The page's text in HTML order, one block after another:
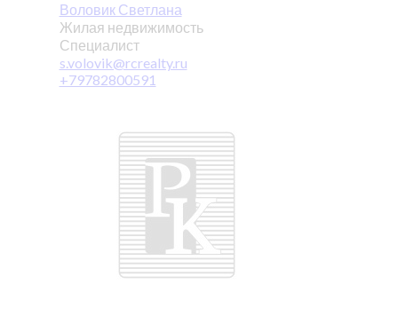
Воловик Светлана
Жилая недвижимость
Специалист
s.volovik@rcrealty.ru
+79782800591